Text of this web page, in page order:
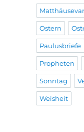
Ostern
Paulusbriefe
Propheten
Sonntag
Weisheit